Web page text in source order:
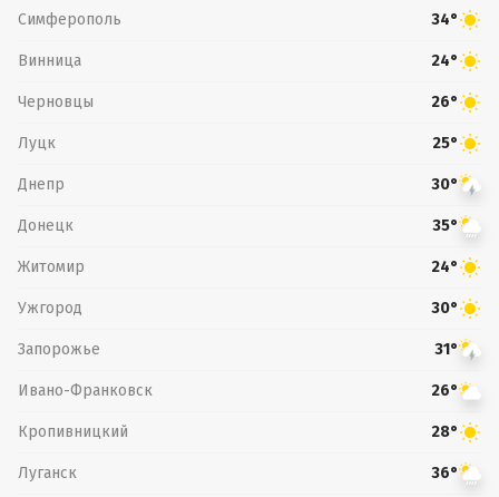
Симферополь 34°
Винница 24°
Черновцы 26°
Луцк 25°
Днепр 30°
Донецк 35°
Житомир 24°
Ужгород 30°
Запорожье 31°
Ивано-Франковск 26°
Кропивницкий 28°
Луганск 36°